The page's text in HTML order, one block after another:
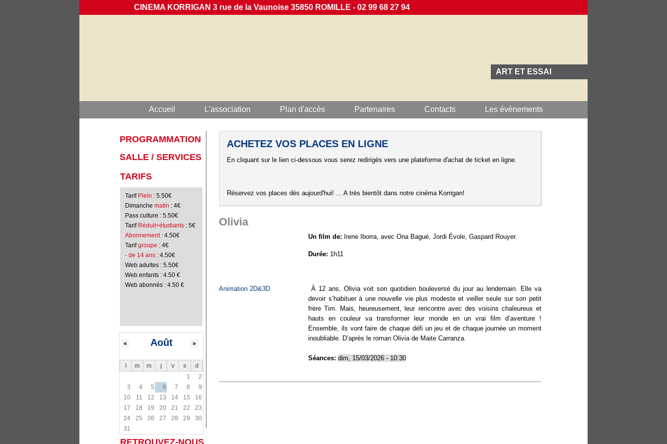
CINEMA KORRIGAN 3 rue de la Vaunoise 35850 ROMILLE - 02 99 68 27 94
ART ET ESSAI
Accueil L'association Plan d'accès Partenaires Contacts Les évènements
PROGRAMMATION
SALLE / SERVICES
TARIFS
Tarif Plein : 5.50€
Dimanche matin : 4€
Pass culture : 5.50€
Tarif Réduit+étudiants : 5€
Abonnement: 4.50€
Tarifgroupe : 4€
- de 14 ans: 4.50€
Web adultes : 5.50€
Web enfants : 4.50 €
Web abonnés : 4.50 €
Août
« »
m m j v s
d
1
2
3
4 5 6 7 8
9
10
11 12 13 14 15
16
17
18 19 20 21 22
23
24
25 26 27 28 29
30
31
ACHETEZ VOS PLACES EN LIGNE
En cliquant sur le lien ci-dessous vous serez redirigés vers une plateforme d'achat de ticket en ligne.
Réservez vos places dès aujourd'hui! ... A très bientôt dans notre cinéma Korrigan!
Olivia
Un film de: Irene Iborra, avec Ona Bagué, Jordi Évole, Gaspard Rouyer.
Durée: 1h11
À 12 ans, Olivia voit son quotidien bouleversé du jour au lendemain. Elle va
devoir s’habituer à une nouvelle vie plus modeste et veiller seule sur son petit
frère Tim. Mais, heureusement, leur rencontre avec des voisins chaleureux et
hauts en couleur va transformer leur monde en un vrai film d’aventure !
Ensemble, ils vont faire de chaque défi un jeu et de chaque journée un moment
inoubliable. D’après le roman Olivia de Maite Carranza.
Animation 2D&3D
Séances: dim, 15/03/2026 - 10:30